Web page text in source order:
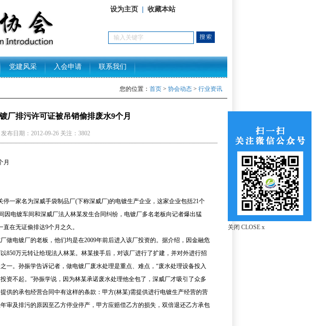
设为主页 收藏本站
党建风采 入会申请 联系我们
您的位置： 首页 > 协会动态 > 行业资讯
厂排污许可证被吊销偷排废水9个月
发布日期：2012-09-26 关注：3802
月
一家名为深威手袋制品厂(下称深威厂)的电镀生产企业，这家企业包括21个
因电镀车间和深威厂法人林某发生合同纠纷，电镀厂多名老板向记者爆出猛
在无证偷排达9个月之久。
电镀厂的老板，他们均是在2009年前后进入该厂投资的。据介绍，因金融危
850万元转让给现法人林某。林某接手后，对该厂进行了扩建，并对外进行招
一。孙振学告诉记者，做电镀厂废水处理是重点、难点，“废水处理设备投入
资不起。”孙振学说，因为林某承诺废水处理他全包了，深威厂才吸引了众多
供的承包经营合同中有这样的条款：甲方(林某)需提供进行电镀生产经营的营
审及排污的原因至乙方停业停产，甲方应赔偿乙方的损失，双倍退还乙方承包
关闭 CLOSE x